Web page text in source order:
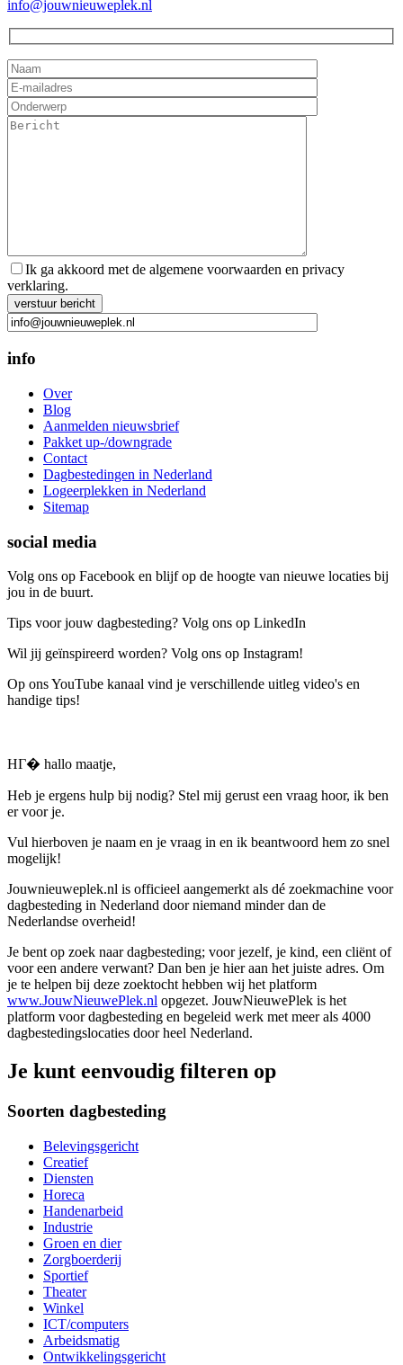
info@jouwnieuweplek.nl
Ik ga akkoord met de algemene voorwaarden en privacy
verklaring.
Gelieve dit veld leeg te laten.
info
Over
Blog
Aanmelden nieuwsbrief
Pakket up-/downgrade
Contact
Dagbestedingen in Nederland
Logeerplekken in Nederland
Sitemap
social media
Volg ons op Facebook en blijf op de hoogte van nieuwe locaties bij
jou in de buurt.
Tips voor jouw dagbesteding? Volg ons op LinkedIn
Wil jij geïnspireerd worden? Volg ons op Instagram!
Op ons YouTube kanaal vind je verschillende uitleg video's en
handige tips!
HГ� hallo maatje,
Heb je ergens hulp bij nodig? Stel mij gerust een vraag hoor, ik ben
er voor je.
Vul hierboven je naam en je vraag in en ik beantwoord hem zo snel
mogelijk!
Jouwnieuweplek.nl is officieel aangemerkt als dé zoekmachine voor
dagbesteding in Nederland door niemand minder dan de
Nederlandse overheid!
Je bent op zoek naar dagbesteding; voor jezelf, je kind, een cliënt of
voor een andere verwant? Dan ben je hier aan het juiste adres. Om
je te helpen bij deze zoektocht hebben wij het platform
www.JouwNieuwePlek.nl opgezet. JouwNieuwePlek is het
platform voor dagbesteding en begeleid werk met meer als 4000
dagbestedingslocaties door heel Nederland.
Je kunt eenvoudig filteren op
Soorten dagbesteding
Belevingsgericht
Creatief
Diensten
Horeca
Handenarbeid
Industrie
Groen en dier
Zorgboerderij
Sportief
Theater
Winkel
ICT/computers
Arbeidsmatig
Ontwikkelingsgericht